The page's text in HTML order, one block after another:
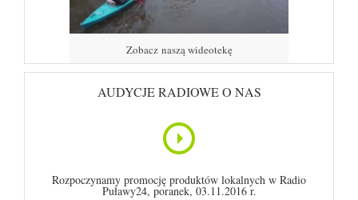
Zobacz naszą wideotekę
AUDYCJE RADIOWE O NAS
Rozpoczynamy promocję produktów lokalnych w Radio
Puławy24, poranek, 03.11.2016 r.